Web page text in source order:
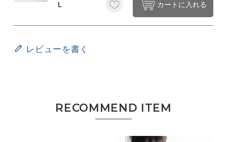
L カートに入れる
レビューを書く